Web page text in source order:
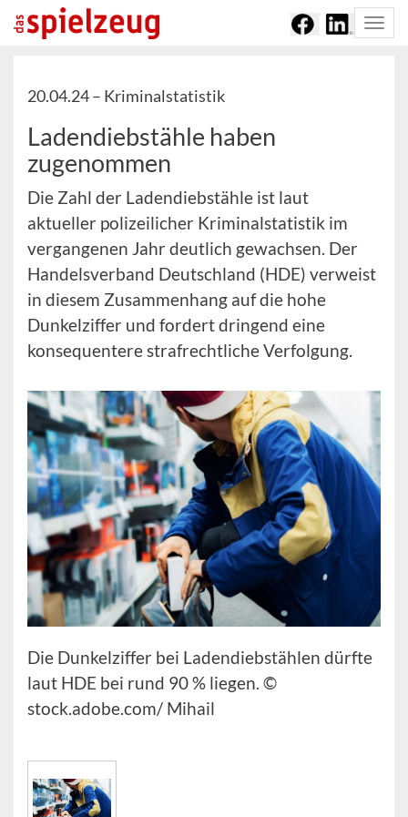
20.04.24 – Kriminalstatistik
Ladendiebstähle haben
zugenommen
Die Zahl der Ladendiebstähle ist laut
aktueller polizeilicher Kriminalstatistik im
vergangenen Jahr deutlich gewachsen. Der
Handelsverband Deutschland (HDE) verweist
in diesem Zusammenhang auf die hohe
Dunkelziffer und fordert dringend eine
konsequentere strafrechtliche Verfolgung.
Die Dunkelziffer bei Ladendiebstählen dürfte
laut HDE bei rund 90 % liegen. ©
stock.adobe.com/ Mihail